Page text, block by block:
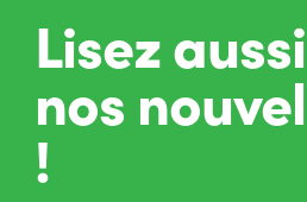
Lisez aussi
nos
!